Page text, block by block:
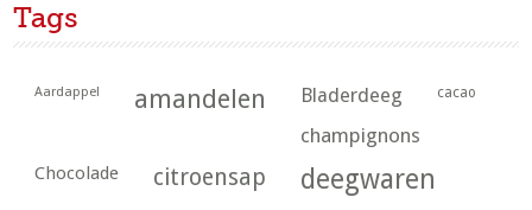
Tags
Aardappel amandelen Bladerdeeg cacao
champignons
Chocolade citroensap deegwaren